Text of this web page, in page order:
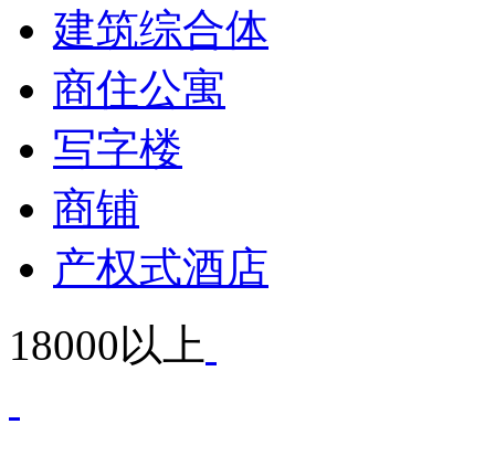
建筑综合体
商住公寓
写字楼
商铺
产权式酒店
18000以上